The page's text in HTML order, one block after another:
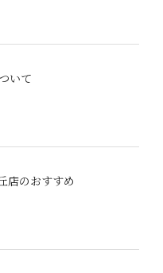
いて
のおすすめ